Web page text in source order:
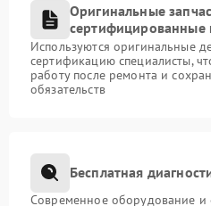
Оригинальные
сертифицированные
Используются оригинальные
сертификацию специалисты,
работу после ремонта и
обязательств
Бесплатная
Современное оборудование и